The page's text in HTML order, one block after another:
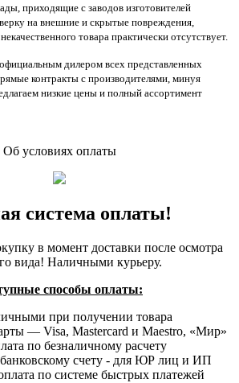
приходящие с заводов изготовителей
на внешние и скрытые повреждения,
товара практически отсутствует.
дилером всех представленных
контракты с производителями, минуя
низкие цены и полный ассортимент
Об условиях оплаты
система оплаты!
в момент доставки после осмотра
вида! Наличными курьеру.
способы оплаты:
при получении товара
— Visa, Mastercard и Maestro, «Мир»
по безналичному расчету
счету - для ЮР лиц и ИП
по системе быстрых платежей